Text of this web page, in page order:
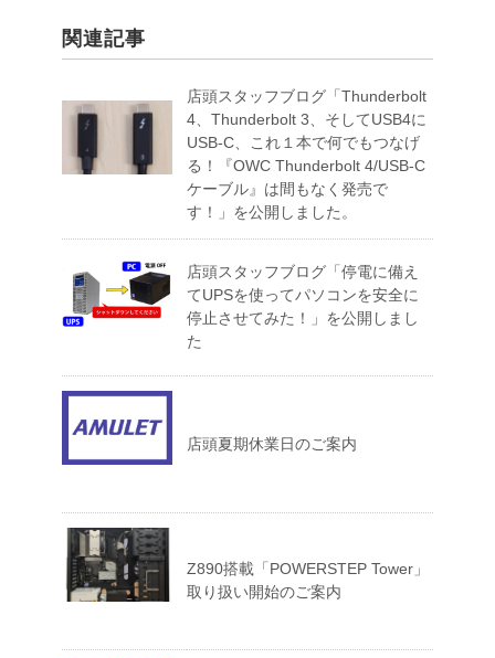
関連記事
店頭スタッフブログ「Thunderbolt
4、Thunderbolt 3、そしてUSB4に
USB-C、これ１本で何でもつなげ
る！『OWC Thunderbolt 4/USB-C
ケーブル』は間もなく発売で
す！」を公開しました。
店頭スタッフブログ「停電に備え
てUPSを使ってパソコンを安全に
停止させてみた！」を公開しまし
た
店頭夏期休業日のご案内
Z890搭載「POWERSTEP Tower」
取り扱い開始のご案内